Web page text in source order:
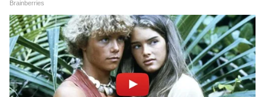
चढ़ गए? इस खौफनाक सच के बेपर्दा होने का इंतजार
अब पूरी दुनिया को है।